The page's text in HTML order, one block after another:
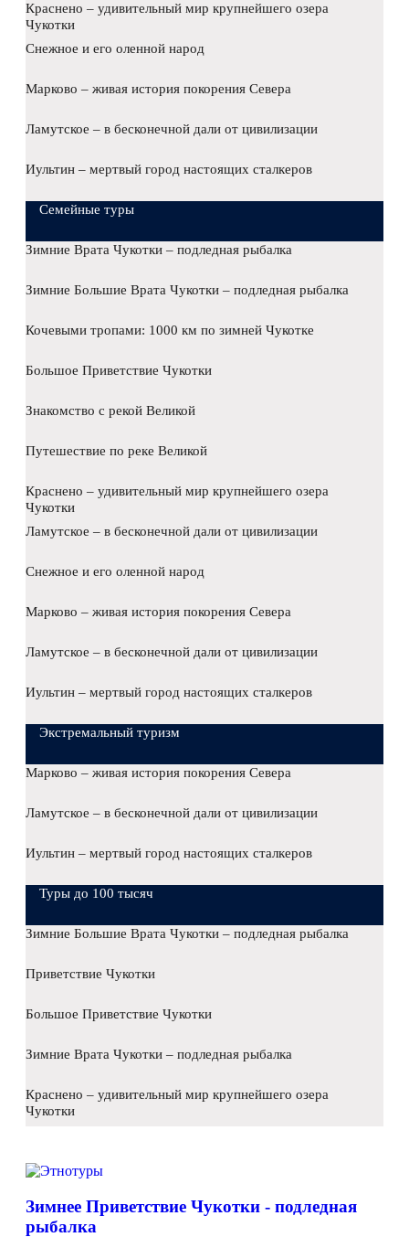
Краснено – удивительный мир крупнейшего озера
Чукотки
Снежное и его оленной народ
Марково – живая история покорения Севера
Ламутское – в бесконечной дали от цивилизации
Иультин – мертвый город настоящих сталкеров
Семейные туры
Зимние Врата Чукотки – подледная рыбалка
Зимние Большие Врата Чукотки – подледная рыбалка
Кочевыми тропами: 1000 км по зимней Чукотке
Большое Приветствие Чукотки
Знакомство с рекой Великой
Путешествие по реке Великой
Краснено – удивительный мир крупнейшего озера
Чукотки
Ламутское – в бесконечной дали от цивилизации
Снежное и его оленной народ
Марково – живая история покорения Севера
Ламутское – в бесконечной дали от цивилизации
Иультин – мертвый город настоящих сталкеров
Экстремальный туризм
Марково – живая история покорения Севера
Ламутское – в бесконечной дали от цивилизации
Иультин – мертвый город настоящих сталкеров
Туры до 100 тысяч
Зимние Большие Врата Чукотки – подледная рыбалка
Приветствие Чукотки
Большое Приветствие Чукотки
Зимние Врата Чукотки – подледная рыбалка
Краснено – удивительный мир крупнейшего озера
Чукотки
Зимнее Приветствие Чукотки - подледная
рыбалка